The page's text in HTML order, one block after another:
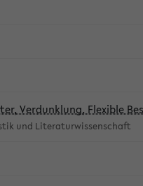
Verdunklung, Flexible
und Literaturwissenschaft